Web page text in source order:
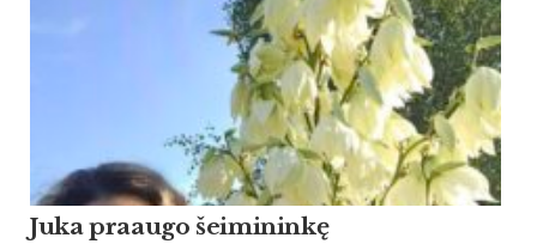
Ju­ka praau­go šei­mi­ninkę